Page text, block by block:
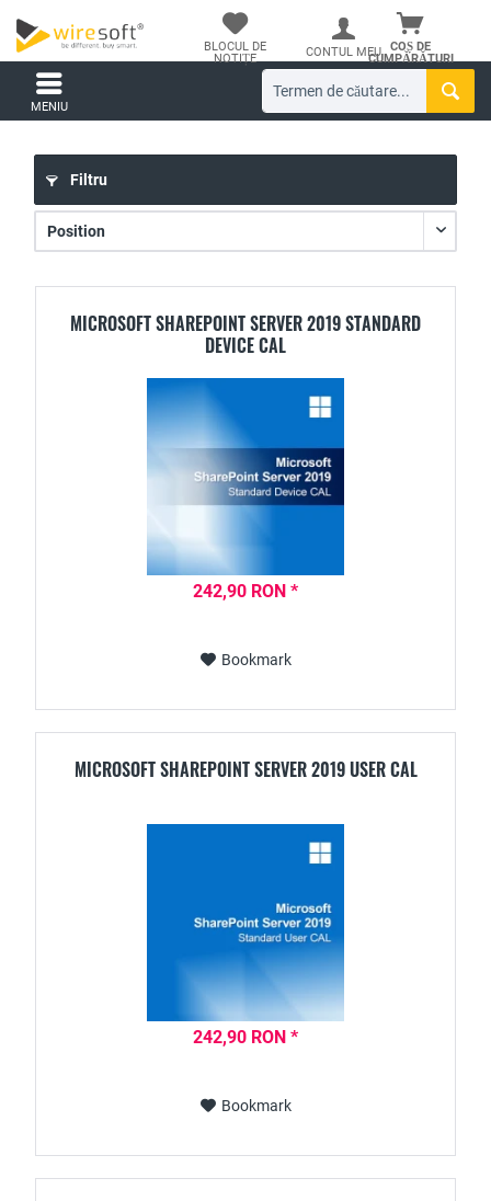
COȘ DE
CUMPĂRĂTURI
BLOCUL DE
NOTIȚE
CONTUL MEU
MENIU
Filtru
MICROSOFT SHAREPOINT SERVER 2019 STANDARD
DEVICE CAL
242,90 RON *
Bookmark
MICROSOFT SHAREPOINT SERVER 2019 USER CAL
242,90 RON *
Bookmark